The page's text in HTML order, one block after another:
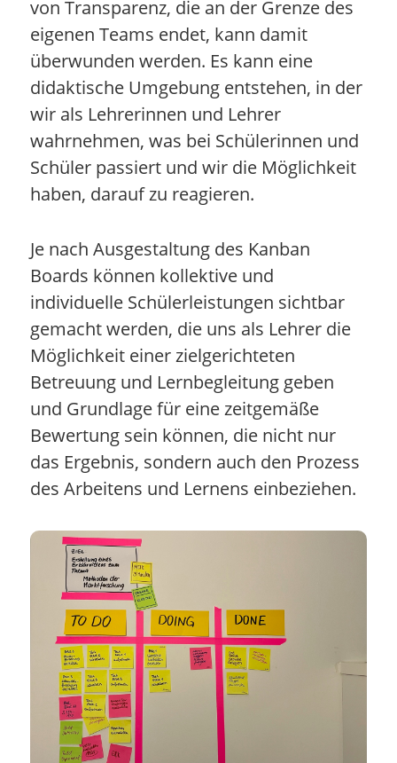
von Transparenz, die an der Grenze des
eigenen Teams endet, kann damit
überwunden werden. Es kann eine
didaktische Umgebung entstehen, in der
wir als Lehrerinnen und Lehrer
wahrnehmen, was bei Schülerinnen und
Schüler passiert und wir die Möglichkeit
haben, darauf zu reagieren.
Je nach Ausgestaltung des Kanban
Boards können kollektive und
individuelle Schülerleistungen sichtbar
gemacht werden, die uns als Lehrer die
Möglichkeit einer zielgerichteten
Betreuung und Lernbegleitung geben
und Grundlage für eine zeitgemäße
Bewertung sein können, die nicht nur
das Ergebnis, sondern auch den Prozess
des Arbeitens und Lernens einbeziehen.